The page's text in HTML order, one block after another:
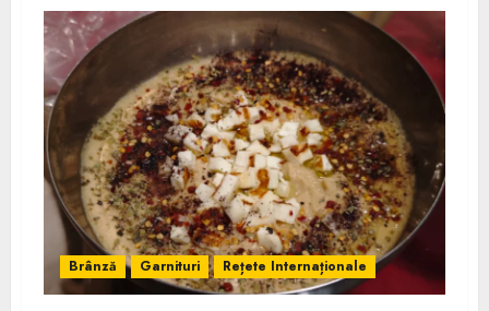
Brânză Garnituri Rețete Internaționale